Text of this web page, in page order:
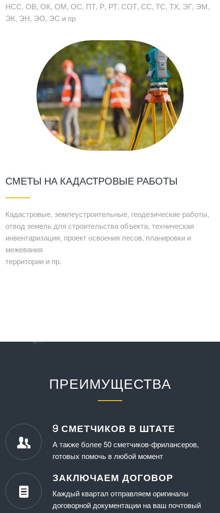
НСС, ОВ, ОК, ОМ, ОС, ПТ, Р, РТ, СОТ, СС, ТС, ТХ, ЭГ, ЭМ,
ЭК, ЭН, ЭО, ЭС и пр
СМЕТЫ НА КАДАСТРОВЫЕ РАБОТЫ
Кадастровые, землеустроительные, геодезические работы,
отвод земель для строительства объекта, техническая
инвентаризация, проект освоения лесов, планировки и
межевания
территории и пр.
ПРЕИМУЩЕСТВА
9 СМЕТЧИКОВ В ШТАТЕ
А также более 50 сметчиков-фрилансеров,
готовых помочь в любой момент
ЗАКЛЮЧАЕМ ДОГОВОР
Каждый квартал отправляем оригиналы
договорной документации на ваш почтовый